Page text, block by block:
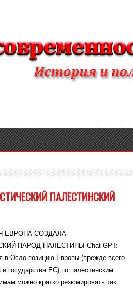
ПАЛЕСТИНСКИЙ
ЕВРОПА СОЗДАЛА
НАРОД ПАЛЕСТИНЫ Chat GPT:
в Осло позицию Европы (прежде всего
и государства ЕС) по палестинским
можно кратко резюмировать так: